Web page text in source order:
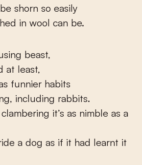
shorn so easily
in wool can be.
beast,
at least,
funnier habits
including rabbits.
it’s as nimble as a
a dog as if it had learnt it